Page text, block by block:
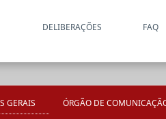
DELIBERAÇÕES FAQ
GERAIS ÓRGÃO DE